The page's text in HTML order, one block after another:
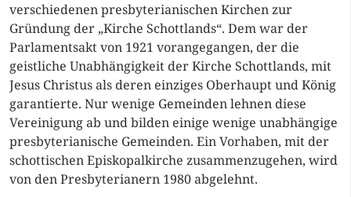
verschiedenen presbyterianischen Kirchen zur
Gründung der „Kirche Schottlands“. Dem war der
Parlamentsakt von 1921 vorangegangen, der die
geistliche Unabhängigkeit der Kirche Schottlands, mit
Jesus Christus als deren einziges Oberhaupt und König
garantierte. Nur wenige Gemeinden lehnen diese
Vereinigung ab und bilden einige wenige unabhängige
presbyterianische Gemeinden. Ein Vorhaben, mit der
schottischen Episkopalkirche zusammenzugehen, wird
von den Presbyterianern 1980 abgelehnt.